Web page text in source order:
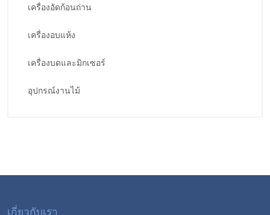
เครื่องอัดก้อนถ่าน
เครื่องอบแห้ง
เครื่องบดและมิกเซอร์
อุปกรณ์งานไม้
เกี่ยวกับเรา